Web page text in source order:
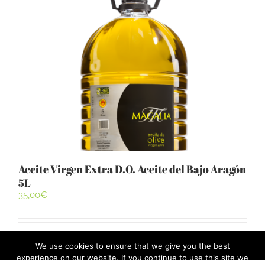
Aceite Virgen Extra D.O. Aceite del Bajo Aragón
5L
35,00€
We use cookies to ensure that we give you the best
experience on our website. If you continue to use this site we